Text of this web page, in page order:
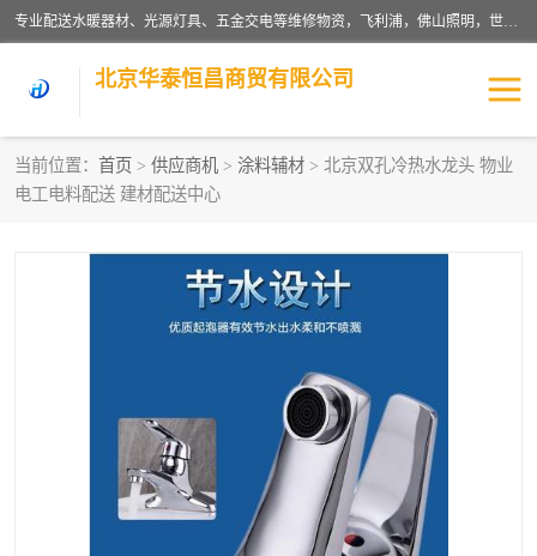
专业配送水暖器材、光源灯具、五金交电等维修物资，飞利浦，佛山照明，世达，博世，九牧，特陶等各产品涉及国内外知名品牌。公司专注与物业、学校、酒店、工厂等单位合作，提供一站式配送服务，降低客户综合成本。依托电子商务改变传统模式，以专业的团队为客户提供24H物资配送到达，货到月结、统一开票，便捷退换等服务，提高了企业的运营效率。
北京华泰恒昌商贸有限公司
当前位置： 首页 > 供应商机 > 涂料辅材 > 北京双孔冷热水龙头 物业
电工电料配送 建材配送中心
水暖阀门
涂料辅材